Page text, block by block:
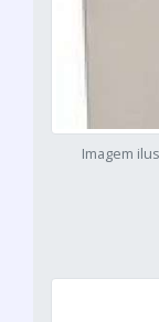
Imagem